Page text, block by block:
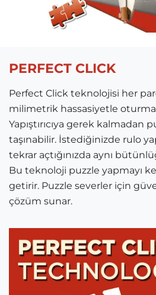
PERFECT CLICK
Perfect Click teknolojisi her
milimetrik hassasiyetle
Yapıştırıcıya gerek kalmadan
taşınabilir. İstediğinizde rulo
tekrar açtığınızda aynı
Bu teknoloji puzzle yapmayı
getirir. Puzzle severler için
çözüm sunar.